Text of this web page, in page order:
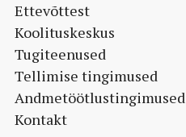
Ettevõttest
Koolituskeskus
Tugiteenused
Tellimise tingimused
Andmetöötlustingimused
Kontakt